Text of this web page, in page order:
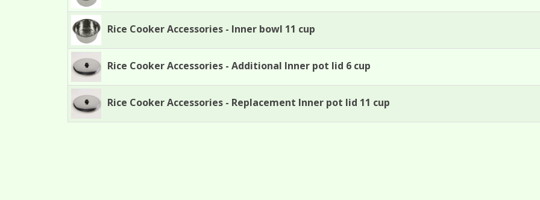
Rice Cooker Accessories - Inner bowl 11 cup
Rice Cooker Accessories - Additional Inner pot lid 6 cup
Rice Cooker Accessories - Replacement Inner pot lid 11 cup